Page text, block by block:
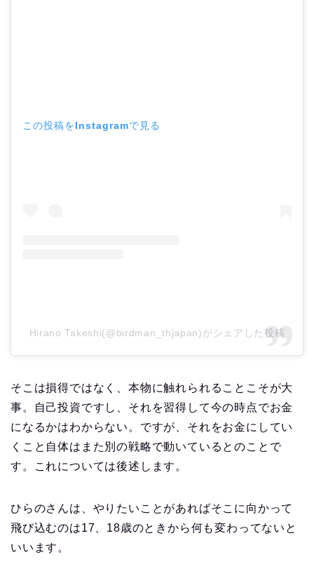
この投稿をInstagramで見る
Hirano Takeshi(@birdman_thjapan)がシェアした投稿
そこは損得ではなく、本物に触れられることこそが大
事。自己投資ですし、それを習得して今の時点でお金
になるかはわからない。ですが、それをお金にしてい
くこと自体はまた別の戦略で動いているとのことで
す。これについては後述します。
ひらのさんは、やりたいことがあればそこに向かって
飛び込むのは17、18歳のときから何も変わってないと
いいます。